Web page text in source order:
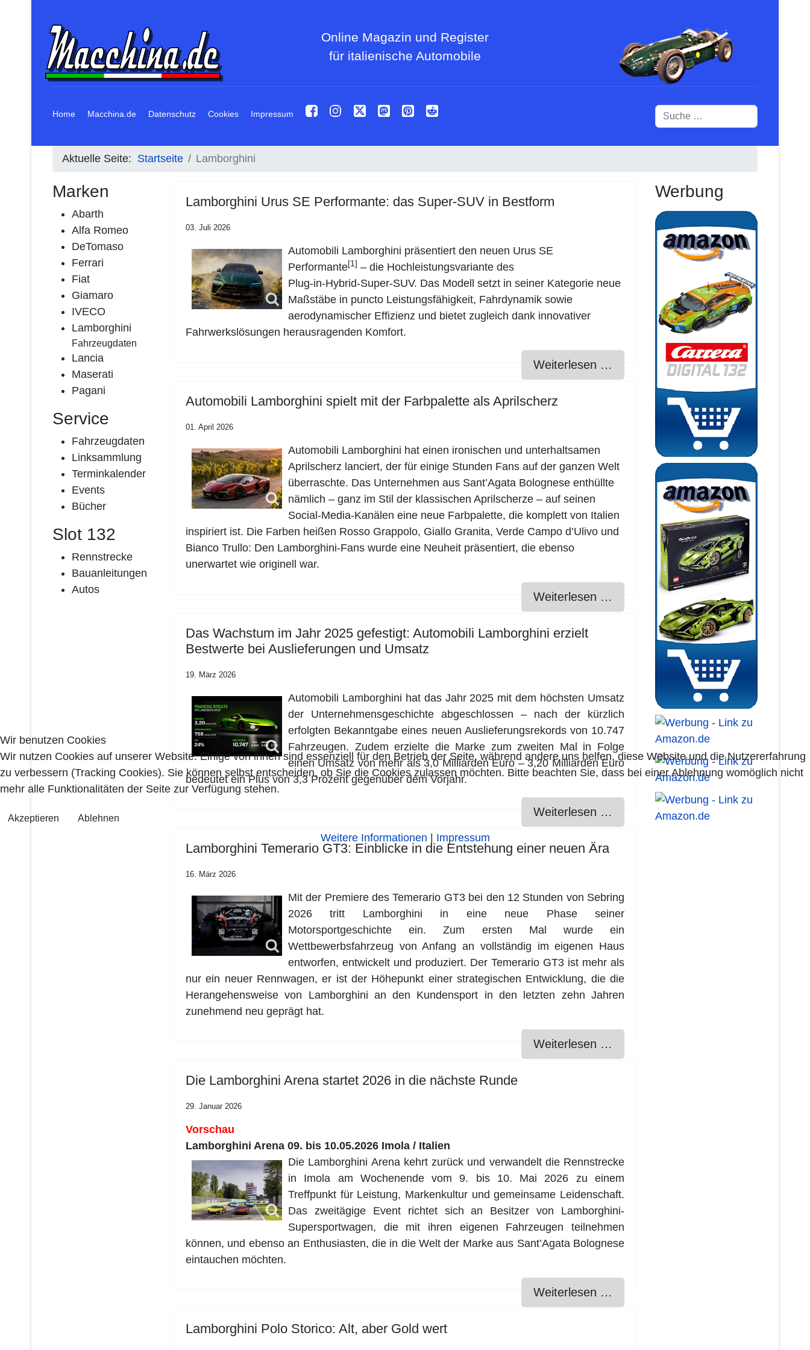
Online Magazin und Register
für italienische Automobile
Home Macchina.de Datenschutz Cookies Impressum Suchen
Aktuelle Seite: Startseite Lamborghini
Marken
Abarth
Alfa Romeo
DeTomaso
Ferrari
Fiat
Giamaro
IVECO
Lamborghini
Fahrzeugdaten
Lancia
Maserati
Pagani
Service
Fahrzeugdaten
Linksammlung
Terminkalender
Events
Bücher
Slot 132
Rennstrecke
Bauanleitungen
Autos
Lamborghini Urus SE Performante: das Super-SUV in Bestform
03. Juli 2026
Automobili Lamborghini präsentiert den neuen Urus SE
Performante[1] – die Hochleistungsvariante des
Plug‑in‑Hybrid‑Super‑SUV. Das Modell setzt in seiner Kategorie neue
Maßstäbe in puncto Leistungsfähigkeit, Fahrdynamik sowie
aerodynamischer Effizienz und bietet zugleich dank innovativer
Fahrwerkslösungen herausragenden Komfort.
Weiterlesen …
Automobili Lamborghini spielt mit der Farbpalette als Aprilscherz
01. April 2026
Automobili Lamborghini hat einen ironischen und unterhaltsamen
Aprilscherz lanciert, der für einige Stunden Fans auf der ganzen Welt
überraschte. Das Unternehmen aus Sant’Agata Bolognese enthüllte
nämlich – ganz im Stil der klassischen Aprilscherze – auf seinen
Social‑Media‑Kanälen eine neue Farbpalette, die komplett von Italien
inspiriert ist. Die Farben heißen Rosso Grappolo, Giallo Granita, Verde Campo d’Ulivo und
Bianco Trullo: Den Lamborghini‑Fans wurde eine Neuheit präsentiert, die ebenso
unerwartet wie originell war.
Weiterlesen …
Das Wachstum im Jahr 2025 gefestigt: Automobili Lamborghini erzielt
Bestwerte bei Auslieferungen und Umsatz
19. März 2026
Automobili Lamborghini hat das Jahr 2025 mit dem höchsten Umsatz
der Unternehmensgeschichte abgeschlossen – nach der kürzlich
erfolgten Bekanntgabe eines neuen Auslieferungsrekords von 10.747
Fahrzeugen. Zudem erzielte die Marke zum zweiten Mal in Folge
einen Umsatz von mehr als 3,0 Milliarden Euro – 3,20 Milliarden Euro
bedeutet ein Plus von 3,3 Prozent gegenüber dem Vorjahr.
Weiterlesen …
Lamborghini Temerario GT3: Einblicke in die Entstehung einer neuen Ära
16. März 2026
Mit der Premiere des Temerario GT3 bei den 12 Stunden von Sebring
2026 tritt Lamborghini in eine neue Phase seiner
Motorsportgeschichte ein. Zum ersten Mal wurde ein
Wettbewerbsfahrzeug von Anfang an vollständig im eigenen Haus
entworfen, entwickelt und produziert. Der Temerario GT3 ist mehr als
nur ein neuer Rennwagen, er ist der Höhepunkt einer strategischen Entwicklung, die die
Herangehensweise von Lamborghini an den Kundensport in den letzten zehn Jahren
zunehmend neu geprägt hat.
Weiterlesen …
Die Lamborghini Arena startet 2026 in die nächste Runde
29. Januar 2026
Vorschau
Lamborghini Arena 09. bis 10.05.2026 Imola / Italien
Die Lamborghini Arena kehrt zurück und verwandelt die Rennstrecke
in Imola am Wochenende vom 9. bis 10. Mai 2026 zu einem
Treffpunkt für Leistung, Markenkultur und gemeinsame Leidenschaft.
Das zweitägige Event richtet sich an Besitzer von Lamborghini-
Supersportwagen, die mit ihren eigenen Fahrzeugen teilnehmen
können, und ebenso an Enthusiasten, die in die Welt der Marke aus Sant’Agata Bolognese
eintauchen möchten.
Weiterlesen …
Lamborghini Polo Storico: Alt, aber Gold wert
Werbung
Wir benutzen Cookies
Wir nutzen Cookies auf unserer Website. Einige von ihnen sind essenziell für den Betrieb der Seite, während andere uns helfen, diese Website und die Nutzererfahrung
zu verbessern (Tracking Cookies). Sie können selbst entscheiden, ob Sie die Cookies zulassen möchten. Bitte beachten Sie, dass bei einer Ablehnung womöglich nicht
mehr alle Funktionalitäten der Seite zur Verfügung stehen.
Akzeptieren Ablehnen
Weitere Informationen Impressum